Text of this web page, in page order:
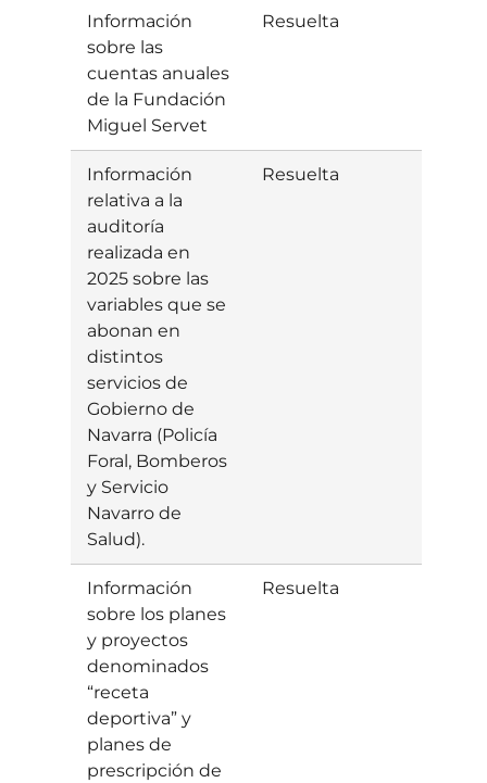
Información
sobre las
cuentas anuales
de la Fundación
Miguel Servet
Resuelta
Información
relativa a la
auditoría
realizada en
2025 sobre las
variables que se
abonan en
distintos
servicios de
Gobierno de
Navarra (Policía
Foral, Bomberos
y Servicio
Navarro de
Salud).
Resuelta
Información
sobre los planes
y proyectos
denominados
“receta
deportiva” y
planes de
prescripción de
Resuelta